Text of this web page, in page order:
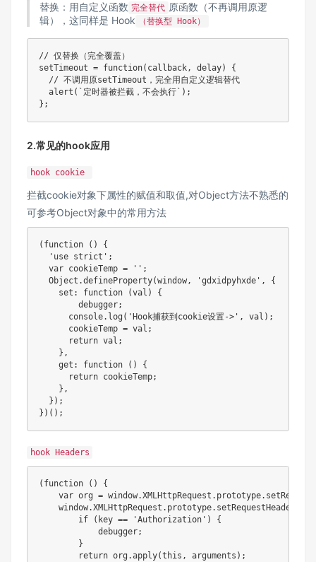
替换：用自定义函数 完全替代 原函数（不再调用原逻
辑），这同样是 Hook
（替换型 Hook）
// 仅替换（完全覆盖）
setTimeout = function( callback, delay)
{
// 不调用原setTimeout，完全用自定义逻辑替代
alert ( ` 定时器被拦截，不会执行 ` ) ;
} ;
2.常见的hook应用
hook cookie
拦截cookie对象下属性的赋值和取值,对Object方法不熟悉的
可参考Object对象中的常用方法
( function ( )
{
'use strict' ;
var cookieTemp = '' ;
  Object
.defineProperty(window, 'gdxidpyhxde' ,
{
set : function (val )
{
debugger;
      console
. log ( 'Hook捕获到cookie设置->' , val ) ;
      cookieTemp
= val ;
return val ;
} ,
get : function ( )
{
return cookieTemp;
} ,
} ) ;
} ) ( ) ;
hook Headers
( function ( )
{
var org = window.XMLHttpRequest . prototype.
    window
.XMLHttpRequest . prototype. setRequestHeader
if
( key == 'Authorization' )
{
debugger;
}
return org .apply(this , arguments ) ;